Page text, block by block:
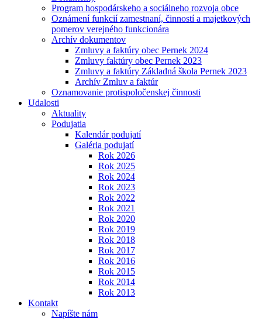
Program hospodárskeho a sociálneho rozvoja obce
Oznámení funkcií zamestnaní, činností a majetkových
pomerov verejného funkcionára
Archív dokumentov
Zmluvy a faktúry obec Pernek 2024
Zmluvy faktúry obec Pernek 2023
Zmluvy a faktúry Základná škola Pernek 2023
Archív Zmluv a faktúr
Oznamovanie protispoločenskej činnosti
Udalosti
Aktuality
Podujatia
Kalendár podujatí
Galéria podujatí
Rok 2026
Rok 2025
Rok 2024
Rok 2023
Rok 2022
Rok 2021
Rok 2020
Rok 2019
Rok 2018
Rok 2017
Rok 2016
Rok 2015
Rok 2014
Rok 2013
Kontakt
Napíšte nám